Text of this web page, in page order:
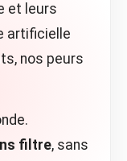
et leurs
artificielle
nos peurs
filtre, sans